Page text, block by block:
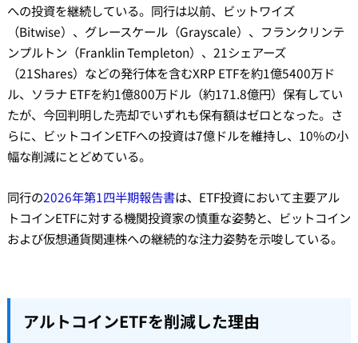
への投資を継続している。同行は以前、ビットワイズ
（Bitwise）、グレースケール（Grayscale）、フランクリンテ
ンプルトン（Franklin Templeton）、21シェアーズ
（21Shares）などの発行体を含むXRP ETFを約1億5400万ド
ル、ソラナ ETFを約1億800万ドル（約171.8億円）保有してい
たが、今回判明した売却でいずれも保有額はゼロとなった。さ
らに、ビットコインETFへの投資は7億ドルを維持し、10%の小
幅な削減にとどめている。
同行の2026年第1四半期報告書は、ETF投資において主要アル
トコインETFに対する機関投資家の慎重な姿勢と、ビットコイン
および仮想通貨関連株への継続的な注力姿勢を示唆している。
アルトコインETFを削減した理由